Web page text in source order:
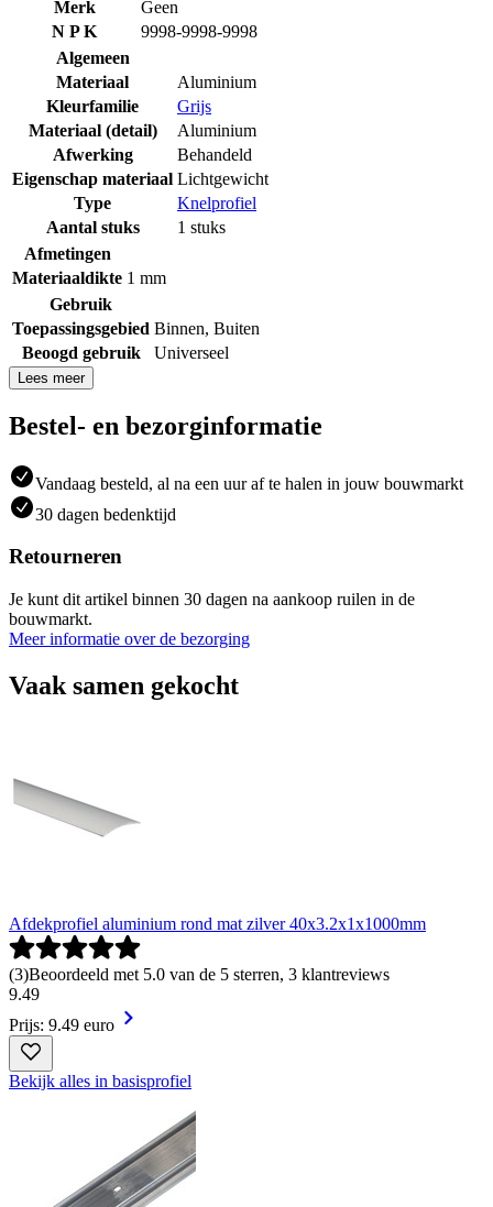
Merk
Geen
N P K
9998-9998-9998
Algemeen
Materiaal
Aluminium
Kleurfamilie
Grijs
Materiaal (detail)
Aluminium
Afwerking
Behandeld
Eigenschap materiaal Lichtgewicht
Type
Knelprofiel
Aantal stuks
1 stuks
Afmetingen
Materiaaldikte 1 mm
Gebruik
Toepassingsgebied Binnen, Buiten
Beoogd gebruik
Universeel
Lees meer
Bestel- en bezorginformatie
Vandaag besteld, al na een uur af te halen in jouw bouwmarkt
30 dagen bedenktijd
Retourneren
Je kunt dit artikel binnen 30 dagen na aankoop ruilen in de
bouwmarkt.
Meer informatie over de bezorging
Vaak samen gekocht
Afdekprofiel aluminium rond mat zilver 40x3.2x1x1000mm
(3)Beoordeeld met 5.0 van de 5 sterren, 3 klantreviews
9.49
Prijs: 9.49 euro
Bekijk alles in basisprofiel